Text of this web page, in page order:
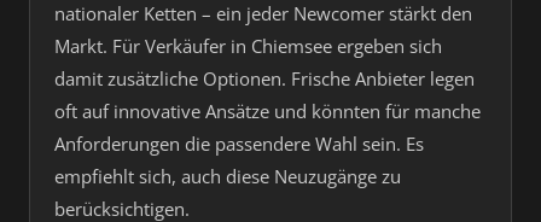
nationaler Ketten – ein jeder Newcomer stärkt den
Markt. Für Verkäufer in Chiemsee ergeben sich
damit zusätzliche Optionen. Frische Anbieter legen
oft auf innovative Ansätze und könnten für manche
Anforderungen die passendere Wahl sein. Es
empfiehlt sich, auch diese Neuzugänge zu
berücksichtigen.